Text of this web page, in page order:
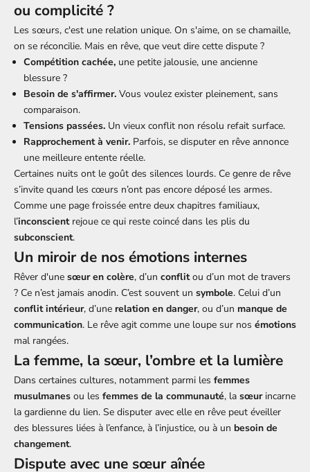
ou complicité ?
Les sœurs, c'est une relation unique. On s'aime, on se chamaille,
on se réconcilie. Mais en rêve, que veut dire cette dispute ?
Compétition cachée, une petite jalousie, une ancienne
blessure ?
Besoin de s'affirmer. Vous voulez exister pleinement, sans
comparaison.
Tensions passées. Un vieux conflit non résolu refait surface.
Rapprochement à venir. Parfois, se disputer en rêve annonce
une meilleure entente réelle.
Certaines nuits ont le goût des silences lourds. Ce genre de rêve
s’invite quand les cœurs n’ont pas encore déposé les armes.
Comme une page froissée entre deux chapitres familiaux,
l’inconscientrejoue ce qui reste coincé dans les plis du
subconscient.
Un miroir de nos émotions internes
Rêver d'une sœur en colère, d’un conflitou d’un mot de travers
? Ce n’est jamais anodin. C’est souvent un symbole. Celui d’un
conflit intérieur, d’une relation en danger, ou d’un manque de
communication. Le rêve agit comme une loupe sur nos émotions
mal rangées.
La femme, la sœur, l’ombre et la lumière
Dans certaines cultures, notamment parmi les femmes
musulmanes ou les femmes de la communauté, la sœurincarne
la gardienne du lien. Se disputer avec elle en rêve peut éveiller
des blessures liées à l’enfance, à l’injustice, ou à un besoin de
changement.
Dispute avec une sœur aînée